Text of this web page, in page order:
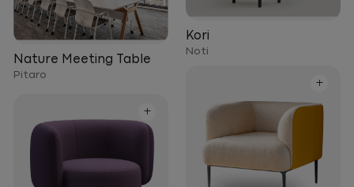
Kori
Noti
Nature Meeting Table
Pitaro +
+